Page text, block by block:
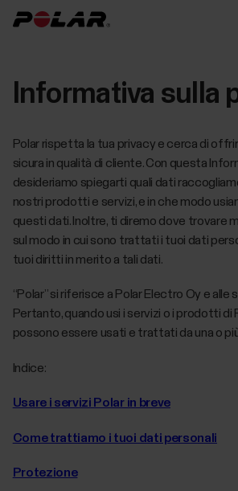
Informativa sulla
Polar rispetta la tua privacy e cerca di
sicura in qualità di cliente. Con questa
desideriamo spiegarti quali dati
nostri prodotti e servizi, e in che modo
questi dati. Inoltre, ti diremo dove trovare
sul modo in cui sono trattati i tuoi dati
tuoi diritti in merito a tali dati.
“Polar” si riferisce a Polar Electro Oy e alle
Pertanto, quando usi i servizi o i prodotti di
possono essere usati e trattati da una o
Indice:
Usare i servizi Polar in breve
Come trattiamo i tuoi dati personali
Protezione